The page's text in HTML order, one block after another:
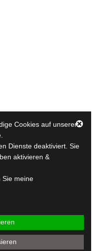
1990
Cookies auf unserer
Dienste deaktiviert. Sie
aktivieren &
Sie meine